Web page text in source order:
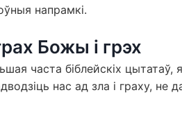
напрамкі.
Божы і грэх
часта біблейскіх
нас ад зла і граху, не